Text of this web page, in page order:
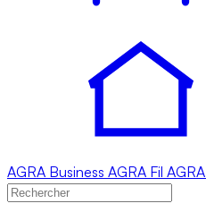
AGRA Business AGRA Fil AGRA